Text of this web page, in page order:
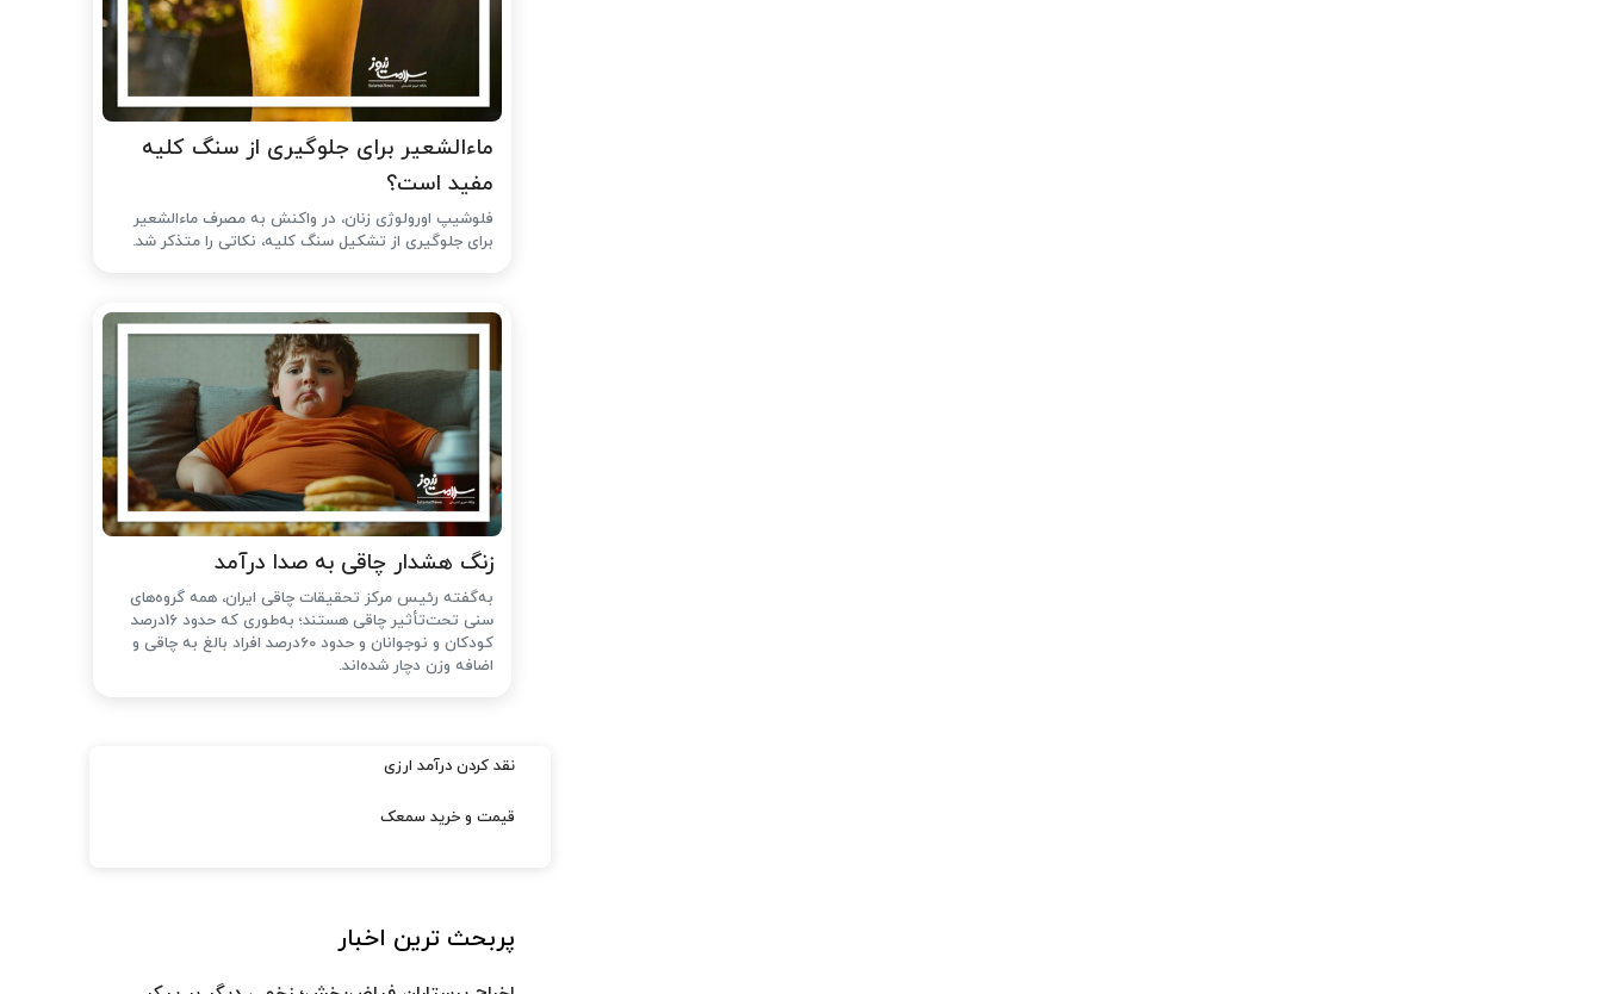
ماءالشعیر برای جلوگیری از سنگ کلیه
مفید است؟
فلوشیپ اورولوژی زنان، در واکنش به مصرف ماءالشعیر
برای جلوگیری از تشکیل سنگ کلیه، نکاتی را متذکر شد.
زنگ هشدار چاقی به صدا درآمد
به‌گفته رئیس مرکز تحقیقات چاقی ایران، همه گروه‌های
سنی تحت‌تأثیر چاقی هستند؛ به‌طوری که حدود 16درصد
کودکان و نوجوانان و حدود 60درصد افراد بالغ به چاقی و
اضافه وزن دچار شده‌اند.
نقد کردن درآمد ارزی
قیمت و خرید سمعک
پربحث ترین اخبار